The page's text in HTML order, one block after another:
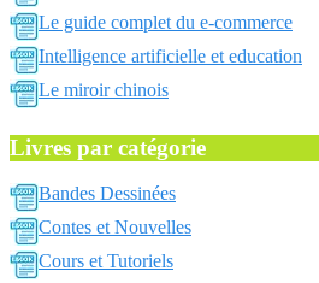
Le guide complet du e-commerce
Intelligence artificielle et education
Le miroir chinois
Livres par catégorie
Bandes Dessinées
Contes et Nouvelles
Cours et Tutoriels